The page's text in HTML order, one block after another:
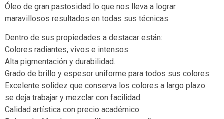
Óleo de gran pastosidad lo que nos lleva a lograr
maravillosos resultados en todas sus técnicas.
Dentro de sus propiedades a destacar están:
Colores radiantes, vivos e intensos
Alta pigmentación y durabilidad.
Grado de brillo y espesor uniforme para todos sus colores.
Excelente solidez que conserva los colores a largo plazo.
se deja trabajar y mezclar con facilidad.
Calidad artística con precio académico.